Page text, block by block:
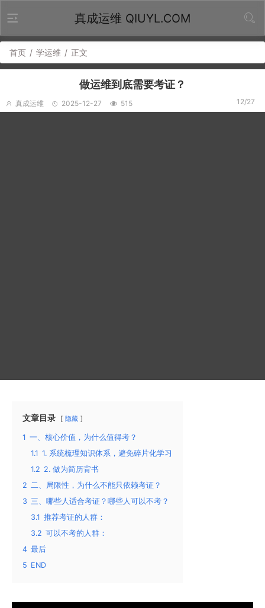
真成运维 QIUYL.COM
首页 / 学运维 / 正文
做运维到底需要考证？
真成运维 2025-12-27 515 12/27
文章目录 隐藏
1 一、核心价值，为什么值得考？
1.1 1. 系统梳理知识体系，避免碎片化学习
1.2 2. 做为简历背书
2 二、局限性，为什么不能只依赖考证？
3 三、哪些人适合考证？哪些人可以不考？
3.1 推荐考证的人群：
3.2 可以不考的人群：
4 最后
5 END